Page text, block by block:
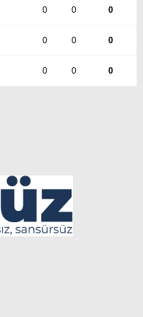
0 0 0
0 0 0
0 0 0